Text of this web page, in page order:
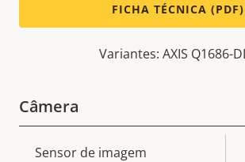
FICHA TÉCNICA (PDF)
Variantes: AXIS Q1686-
Câmera
Descrição
Sensor de imagem